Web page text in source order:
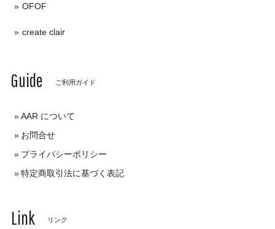
OFOF
create clair
Guide ご利用ガイド
AAR について
お問合せ
プライバシーポリシー
特定商取引法に基づく表記
Link リンク